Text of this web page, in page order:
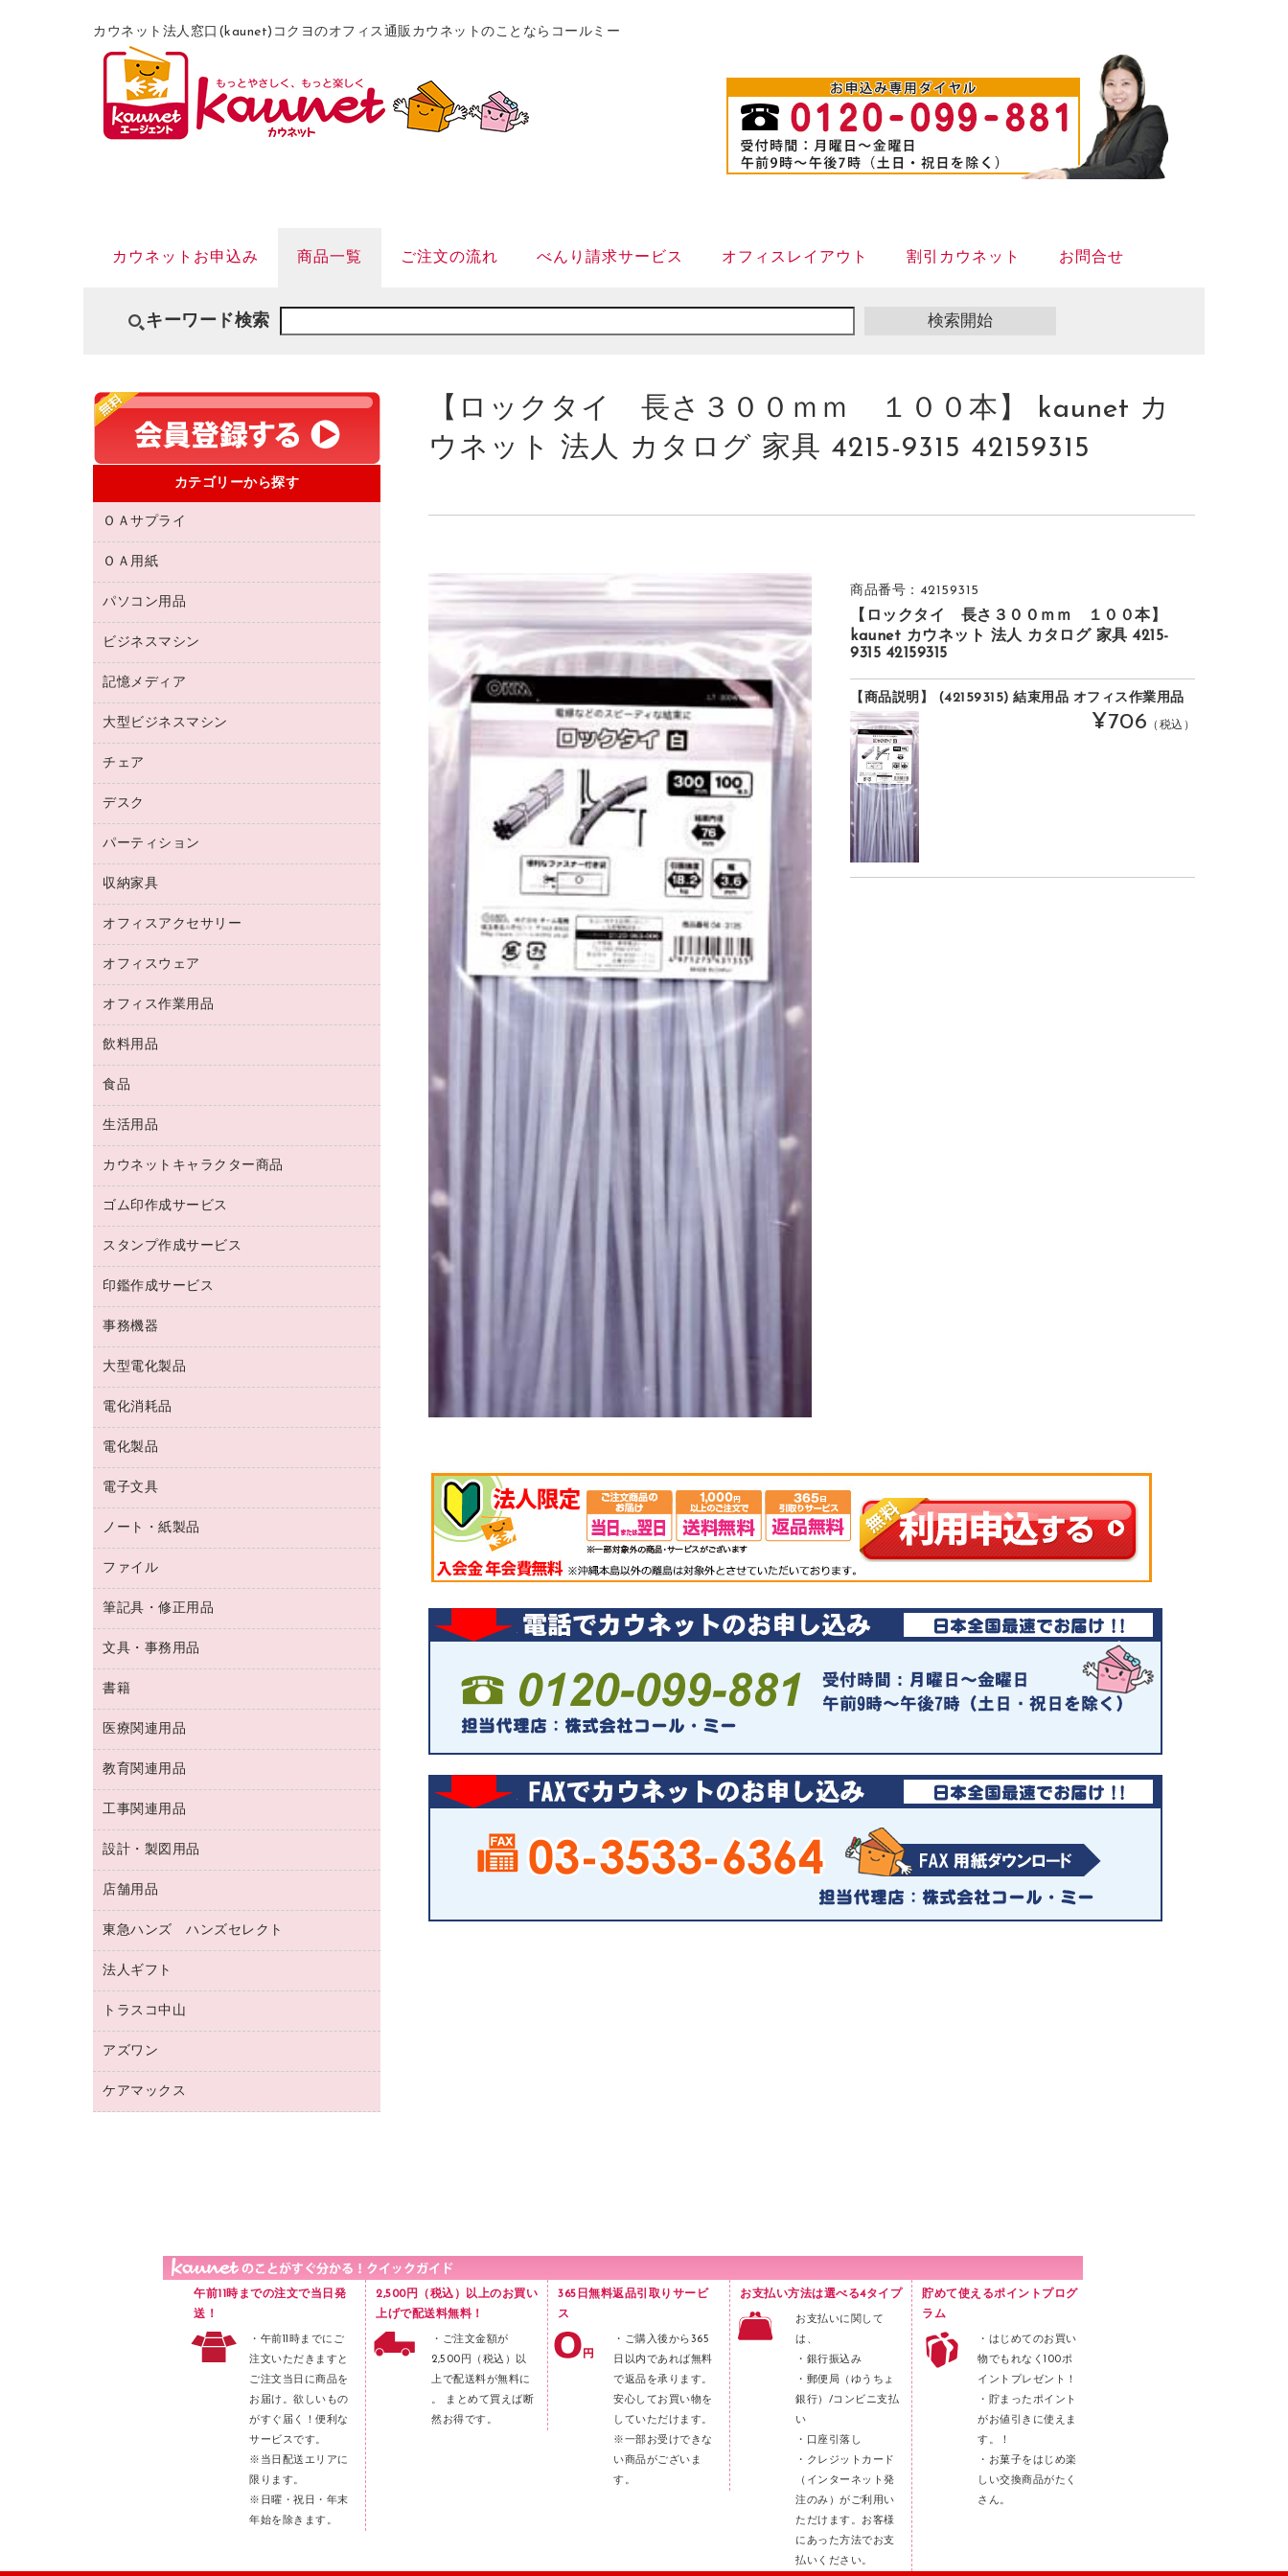
カウネット法人窓口(kaunet)コクヨのオフィス通販カウネットのことならコールミー
カウネットお申込み 商品一覧 ご注文の流れ べんり請求サービス オフィスレイアウト 割引カウネット お問合せ
キーワード検索
【ロックタイ 長さ３００ｍｍ １００本】 kaunet カ
ウネット 法人 カタログ 家具 4215-9315 42159315
商品番号：42159315
【ロックタイ 長さ３００ｍｍ １００本】
kaunet カウネット 法人 カタログ 家具 4215-
9315 42159315
【商品説明】 (42159315) 結束用品 オフィス作業用品
¥706 （税込）
カテゴリーから探す
ＯＡサプライ
互換インクカートリッジ
リサイクルトナー（プール方式）
リサイクルインクカートリッジ
プリンタ用リボン
トナーカートリッジ
コピートナー
インクカートリッジ
ＯＡ用紙
名刺用紙
ワープロ用紙
ラベル用紙
プロッター用紙
ハガキ用紙
その他コピー用紙・プリンタ用紙
コピー用紙
パソコン用品
パソコン周辺機器
マウスパッド
マウス
パソコンバッグ／収納用品
ネットワーク／ＬＡＮ機器
ネットワーク／ＬＡＮアクセサリー
セキュリティ用品
ＵＳＢハブ／ＵＳＢアクセサリー
ＯＡフィルター
ＯＡクリーナー／エアダスター
ＨＤＤ／ＳＳＤ
ディスプレイモニター
ビジネスマシン
電話機
レーザープリンタ／複合機
メモリーカード
プロジェクタ
ファクシミリ
デジタルカメラ
スキャナー
コピー機
記憶メディア
ブルーレイディスク
ＣＤ－ＲＷ
ＣＤ－Ｒ
メディア収納用品
大型ビジネスマシン
プリンタ
チェア
応接イス・ベンチ
オフィスチェア
デスク
ミーティングテーブル
デスク
カウンター
パーティション
ホワイトボード・黒板
収納家具
保管庫・書庫
ロッカー・下駄箱
その他収納
オフィスアクセサリー
オフィスアクセサリー
オフィスウェア
医療・介護・ワーキングウェア
ブラウス・シャツ
アウター
オフィス作業用品
養生用品
防災用備蓄食品・飲料
台車・脚立
倉庫収納用品
作業用雑貨
梱包用品
梱包用テープ
園芸用品
ペット用品
飲料用品
緑茶飲料
茶葉・インスタント
紅茶・バラエティ飲料
レギュラーコーヒー
ミルク・シュガー
ソフトドリンク
コーヒーメーカー・備品
インスタントコーヒー
食品
食品
生活用品
浴室用品
台所用洗剤
掃除用品
掃除用洗剤
洗濯用品
消臭・芳香剤
殺虫剤
飲食用消耗品
ハンドソープ・石鹸
トイレ用品
トイレ用洗剤
ティッシュペーパー
ダストボックス
タオル・アメニティ用品
スリッパ・サンダル・シューズ
スポーツ・レジャー用品
ゴミ袋
キッチン用品
食品添加物製品
カウネットキャラクター商品
カウネットキャラクター商品
ゴム印作成サービス
ゴム印作成サービス
ゴム印（一行印）作成サービス
ゴム印（フリーサイズ印）作成サービス
スタンプ作成サービス
シヤチハタスタンプ作成サービス
カウネットスタンプ作成サービス
印鑑作成サービス
印鑑作成サービス
事務機器
大型シュレッダー（共配）
レーザーポインター
ラミネートフィルム
ラミネータ
タイムレコーダー
シュレッダ
ＯＨＰ用品
大型電化製品
冷蔵庫・キッチン・調理家電
テレビ・ＡＶ機器
電化消耗品
電球・蛍光灯
乾電池・充電池
フィルム・カメラ用品
デスクライト
アルバム
電化製品
掃除機・クリーナー
空調・季節家電
その他電化製品
キッチン・調理家電
ＯＡタップ／延長コード
電子文具
電卓
ラベルテープ
その他電子文具
ノート・紙製品
封筒
伝票
典礼用品
帳簿
額縁
各種用紙
ルーズリーフ
ファイル
名刺整理用品
板目表紙・綴込表紙
背幅が伸びるファイル
統一伝票用ファイル
収納保存用品
レターファイル
リングファイル
プレゼン用ファイル
ファイルボックス
パイプ式ファイル
その他ファイル
クリヤーホルダー
クリヤーブック（差替式）
クリヤーブック（固定式）
２穴リフィル・２穴インデックス
筆記具・修正用品
万年筆
消しゴム
修正液・修正ペン
修正テープ
鉛筆
マーキングペン（油性）
マーキングペン（水性）
ボールペン（油性）
ボールペン（ゲルインク）
シャープペンシル用替芯
文具・事務用品
輪ゴム
両面テープ
名札
保管・整理用品
壁面／足元収納
備品／小物ケース
透明テープ 事務用
電話台
針なしステープラー
紙めくり
裁断機
レターケース
ラベル類
メンディングテープ
メッシュケース／ペンケース
ブックエンド／ブックスタンド
書籍
パソコンソフト
医療関連用品
保健用品
使い捨て手袋
感染症対策用品
介護用品
医療関連用品
品）
教育関連用品
教育関連用品
工事関連用品
工事関連用品
設計・製図用品
設計・製図用品
店舗用品
店舗運営用品
陳列什器
紙手提げ袋
レジ・ポリ袋
ディスプレイ用品
カウンター／お会計用品
東急ハンズ ハンズセレクト
東急ハンズ
法人ギフト
高島屋
高島屋（食品・飲料）
カウネットギフト（食品・飲料）
トラスコ中山
建築・作業用品
アズワン
医療・介護用品（食品・飲料・食添製
品）
ケアマックス
午前11時までの注文で当日発
送！
・午前11時までにご
注文いただきますと
ご注文当日に商品を
お届け。欲しいもの
がすぐ届く！便利な
サービスです。
※当日配送エリアに
限ります。
※日曜・祝日・年末
年始を除きます。
2,500円（税込）以上のお買い
上げで配送料無料！
・ご注文金額が
2,500円（税込）以
上で配送料が無料に
。 まとめて買えば断
然お得です。
365日無料返品引取りサービ
ス
・ご購入後から365
日以内であれば無料
で返品を承ります。
安心してお買い物を
していただけます。
※一部お受けできな
い商品がございま
す。
お支払い方法は選べる4タイプ
お支払いに関して
は、
・銀行振込み
・郵便局（ゆうちょ
銀行）/コンビニ支払
い
・口座引落し
・クレジットカード
（インターネット発
注のみ）がご利用い
ただけます。お客様
にあった方法でお支
払いください。
貯めて使えるポイントプログ
ラム
・はじめてのお買い
物でもれなく100ポ
イントプレゼント！
・貯まったポイント
がお値引きに使えま
す。！
・お菓子をはじめ楽
しい交換商品がたく
さん。